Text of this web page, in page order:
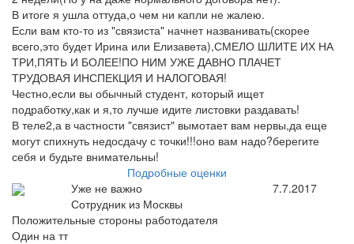
В итоге я ушла оттуда,о чем ни капли не жалею.
Если вам кто-то из "связиста" начнет названивать(скорее
всего,это будет Ирина или Елизавета),СМЕЛО ШЛИТЕ ИХ НА
ТРИ,ПЯТЬ И БОЛЕЕ!ПО НИМ УЖЕ ДАВНО ПЛАЧЕТ
ТРУДОВАЯ ИНСПЕКЦИЯ И НАЛОГОВАЯ!
Честно,если вы обычный студент, который ищет
подработку,как и я,то лучше идите листовки раздавать!
В теле2,а в частности "связист" вымотает вам нервы,да еще
могут спихнуть недосдачу с точки!!!оно вам надо?берегите
себя и будьте внимательны!
Подробные оценки
Уже не важно
Сотрудник из Москвы
7.7.2017
Положительные стороны работодателя
Один на тт